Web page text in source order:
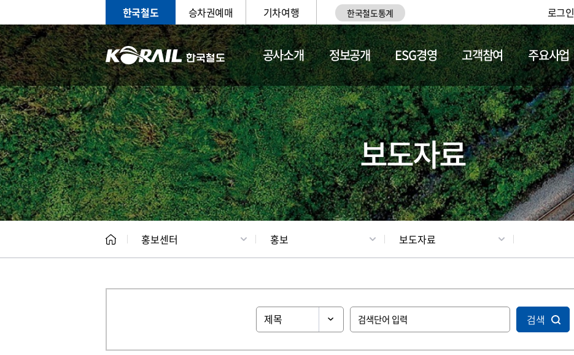
한국철도 승차권예매 기차여행 한국철도통계 로그인
공사소개 정보공개 ESG경영 고객참여 주요사업
홍보 문화사업 갤러리 기차소개
보도자료
홍보센터 홍보 보도자료
검색